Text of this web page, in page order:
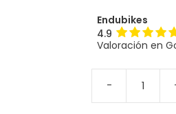
Endubikes
4.9
Valoración en
-
Hip